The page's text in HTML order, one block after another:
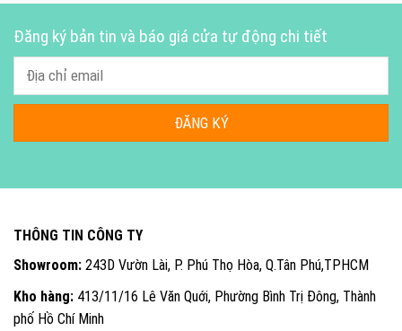
Đăng ký bản tin và báo giá cửa tự động chi tiết
THÔNG TIN CÔNG TY
Showroom: 243D Vườn Lài, P. Phú Thọ Hòa, Q.Tân Phú,TPHCM
Kho hàng: 413/11/16 Lê Văn Quới, Phường Bình Trị Đông, Thành
phố Hồ Chí Minh